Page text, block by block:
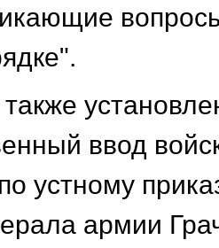
ввод
устному
армии